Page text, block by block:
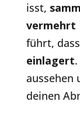
isst,
vermehrt
führt,
einlagert
aussehen
deinen